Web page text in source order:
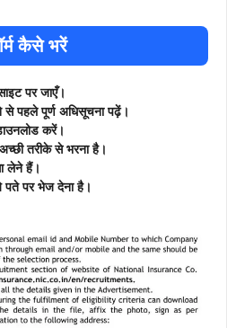
कैसे भरें
पर जाएँ।
से पहले पूर्ण अधिसूचना पढ़ें।
करें।
तरीके से भरना है।
लेने हैं।
पते पर भेज देना है।